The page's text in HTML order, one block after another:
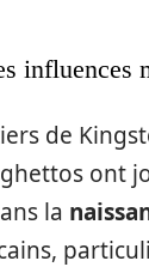
influences
de
ont
la